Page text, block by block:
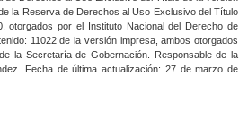
la Reserva de Derechos al Uso Exclusivo del Título
otorgados por el Instituto Nacional del Derecho de
11022 de la versión impresa, ambos otorgados
la Secretaría de Gobernación. Responsable de la
Fecha de última actualización: 27 de marzo de